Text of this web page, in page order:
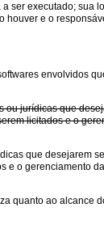
ser executado; sua
e o
envolvidos
ou jurídicas que
licitados e o
que desejarem
e o gerenciamento
quanto ao alcance